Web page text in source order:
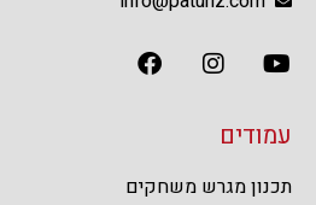
עמודים
תכנון מגרש משחקים